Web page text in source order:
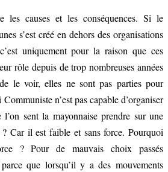
les causes et les conséquences. Si le
s’est créé en dehors des organisations
uniquement pour la raison que ces
rôle depuis de trop nombreuses années
le voir, elles ne sont pas parties pour
n’est pas capable d’organiser
sent la mayonnaise prendre sur une
Car il est faible et sans force. Pourquoi
? Pour de mauvais choix passés
que lorsqu’il y a des mouvements